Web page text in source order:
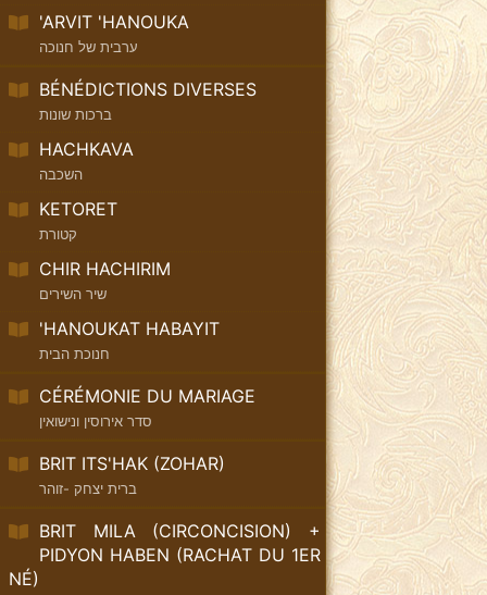
'ARVIT 'HANOUKA
ערבית של חנוכה
BÉNÉDICTIONS DIVERSES
ברכות שונות
HACHKAVA
השכבה
KETORET
קטורת
CHIR HACHIRIM
שיר השירים
'HANOUKAT HABAYIT
חנוכת הבית
CÉRÉMONIE DU MARIAGE
סדר אירוסין ונישואין
BRIT ITS'HAK (ZOHAR)
ברית יצחק -זוהר
BRIT MILA (CIRCONCISION) +
PIDYON HABEN (RACHAT DU 1ER
NÉ)